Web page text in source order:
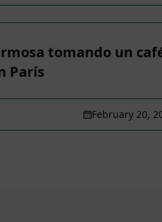
tomando un
París
February 20,